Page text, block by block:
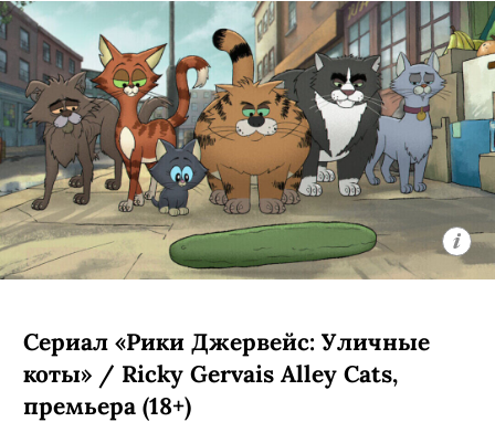
Сериал «Рики Джервейс: Уличные
коты» / Ricky Gervais Alley Cats,
премьера (18+)